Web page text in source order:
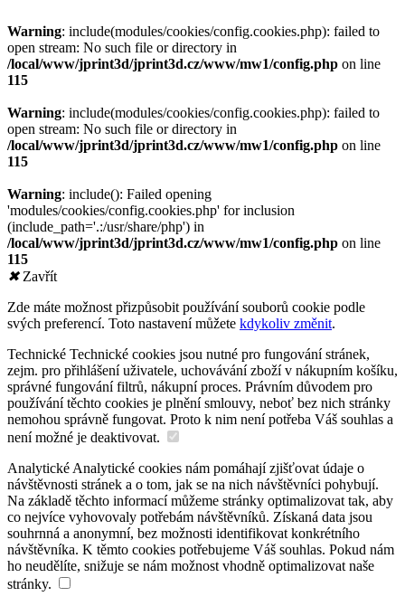
Warning: include(modules/cookies/config.cookies.php): failed to
open stream: No such file or directory in
/local/www/jprint3d/jprint3d.cz/www/mw1/config.php on line
115
Warning: include(modules/cookies/config.cookies.php): failed to
open stream: No such file or directory in
/local/www/jprint3d/jprint3d.cz/www/mw1/config.php on line
115
Warning: include(): Failed opening
'modules/cookies/config.cookies.php' for inclusion
(include_path='.:/usr/share/php') in
/local/www/jprint3d/jprint3d.cz/www/mw1/config.php on line
115
✖Zavřít
Zde máte možnost přizpůsobit používání souborů cookie podle
svých preferencí. Toto nastavení můžete kdykoliv změnit.
Technické Technické cookies jsou nutné pro fungování stránek,
zejm. pro přihlášení uživatele, uchovávání zboží v nákupním košíku,
správné fungování filtrů, nákupní proces. Právním důvodem pro
používání těchto cookies je plnění smlouvy, neboť bez nich stránky
nemohou správně fungovat. Proto k nim není potřeba Váš souhlas a
není možné je deaktivovat.
Analytické Analytické cookies nám pomáhají zjišťovat údaje o
návštěvnosti stránek a o tom, jak se na nich návštěvníci pohybují.
Na základě těchto informací můžeme stránky optimalizovat tak, aby
co nejvíce vyhovovaly potřebám návštěvníků. Získaná data jsou
souhrnná a anonymní, bez možnosti identifikovat konkrétního
návštěvníka. K těmto cookies potřebujeme Váš souhlas. Pokud nám
ho neudělíte, snižuje se nám možnost vhodně optimalizovat naše
stránky.